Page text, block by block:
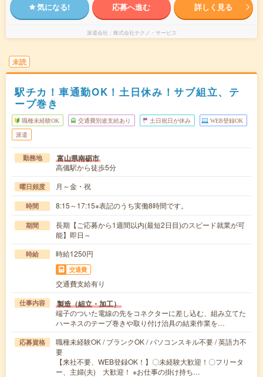
気になる! 応募へ進む 詳しく見る
派遣会社 株式会社テクノ・サービス
未読
駅チカ！車通勤OK！土日休み！サブ組立、テ
ープ巻き
職種未経験OK 交通費別途支給あり 土日祝日が休み WEB登録OK
派遣
勤務地 富山県南砺市
高儀駅から徒歩5分
曜日頻度 月～金・祝
時間 8:15～17:15※表記のうち実働8時間です。
期間
長期【ご応募から1週間以内(最短2日目)のスピード就業が可
能】即日～
時給 時給1250円
交通費
交通費支給有り
仕事内容 製造（組立・加工）
端子のついた電線の先をコネクターに差し込む、組み立てた
ハーネスのテープ巻きや取り付け治具の結束作業を…
応募資格
職種未経験OK / ブランクOK / パソコンスキル不要 / 英語力不
要
【来社不要、WEB登録OK！】〇未経験大歓迎！〇フリータ
ー、主婦(夫) 大歓迎！ ※お仕事の掛け持ち…